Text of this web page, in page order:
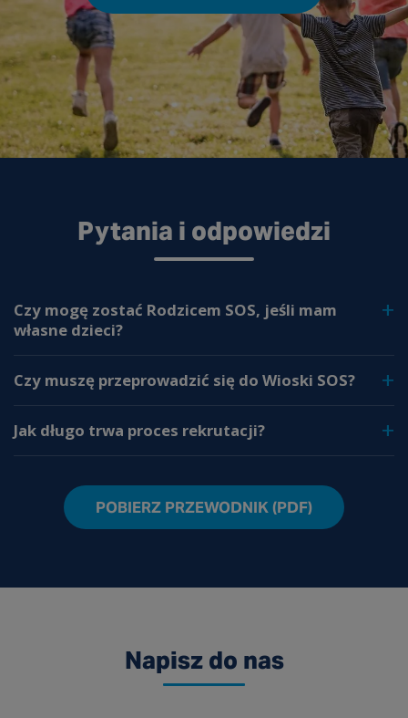
Pytania i odpowiedzi
Czy mogę zostać Rodzicem SOS, jeśli mam
własne dzieci?
Czy muszę przeprowadzić się do Wioski SOS?
Jak długo trwa proces rekrutacji?
POBIERZ PRZEWODNIK (PDF)
Napisz do nas